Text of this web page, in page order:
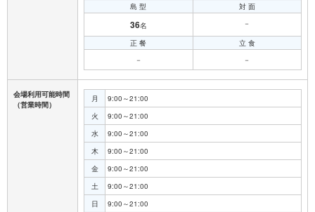
島 型
36名
対 面
－
正 餐
－
立 食
－
会場利用可能時間
（営業時間）
月
9:00～21:00
火
9:00～21:00
水
9:00～21:00
木
9:00～21:00
金
9:00～21:00
土
9:00～21:00
日
9:00～21:00